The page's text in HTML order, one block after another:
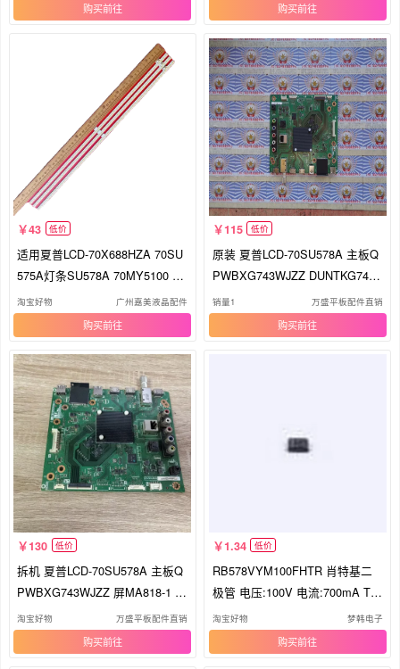
购买 购买
43 低价
适用夏普LCD-70X688HZA 70SU
575A灯条SU578A 70MY5100 M
A818-1
淘宝好物 广州嘉美液晶配件
购买
115 低价
原装 夏普LCD-70SU578A 主板Q
PWBXG743WJZZ DUNTKG743
屏 MA818-1
销量1 万盛平板配件直销
购买
130 低价
拆机 夏普LCD-70SU578A 主板Q
PWBXG743WJZZ 屏MA818-1 现
货 测好
淘宝好物 万盛平板配件直销
购买
1.34 低价
RB578VYM100FHTR 肖特基二
极管 电压:100V 电流:700mA TU
MD2M
淘宝好物 梦韩电子
购买